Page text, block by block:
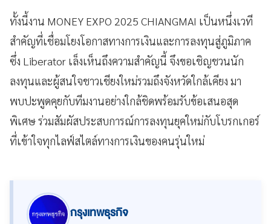
ทั้งนี้งาน MONEY EXPO 2025 CHIANGMAI เป็นหนึ่งเวที
สำคัญที่เชื่อมโยงโอกาสทางการเงินและการลงทุนสู่ภูมิภาค
ซึ่ง Liberator เล็งเห็นถึงความสำคัญนี้ จึงขอเชิญชวนนัก
ลงทุนและผู้สนใจชาวเชียงใหม่รวมถึงจังหวัดใกล้เคียง มา
พบปะพูดคุยกับทีมงานอย่างใกล้ชิดพร้อมรับข้อเสนอสุด
พิเศษ ร่วมสัมผัสประสบการณ์การลงทุนยุคใหม่กับโบรกเกอร์
ที่เข้าใจทุกไลฟ์สไตล์ทางการเงินของคนรุ่นใหม่
กรุงเทพธุรกิจ